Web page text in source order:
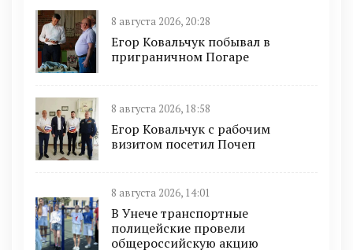
8 августа 2026, 20:28
Егор Ковальчук побывал в
приграничном Погаре
8 августа 2026, 18:58
Егор Ковальчук с рабочим
визитом посетил Почеп
8 августа 2026, 14:01
В Унече транспортные
полицейские провели
общероссийскую акцию